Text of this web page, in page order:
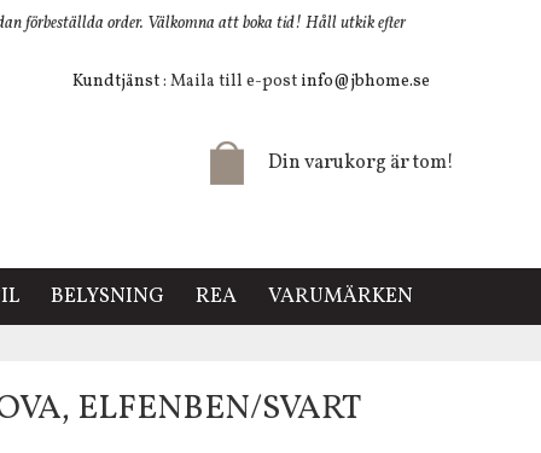
förbeställda order. Välkomna att boka tid! Håll utkik efter
Kundtjänst: Maila till e-post info@jbhome.se
Din varukorg är tom!
BELYSNING REA VARUMÄRKEN
ELFENBEN/SVART